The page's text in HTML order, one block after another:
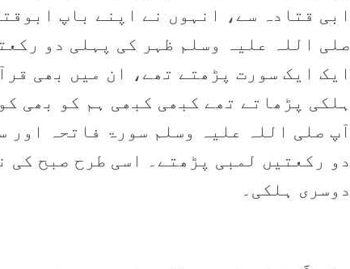
ابی قتادہ سے، انہوں نے اپنے باپ
صلی اللہ علیہ وسلم ظہر کی پہلی دو
ایک ایک سورت پڑھتے تھے، ان میں بھی
ہلکی پڑھاتے تھے کبھی کبھی ہم کو بھی
آپ صلی اللہ علیہ وسلم سورۃ فاتحہ
دو رکعتیں لمبی پڑھتے۔ اسی طرح صبح کی
دوسری ہلکی۔